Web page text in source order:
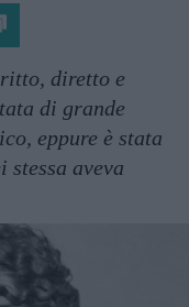
diretto e
di grande
eppure è stata
aveva